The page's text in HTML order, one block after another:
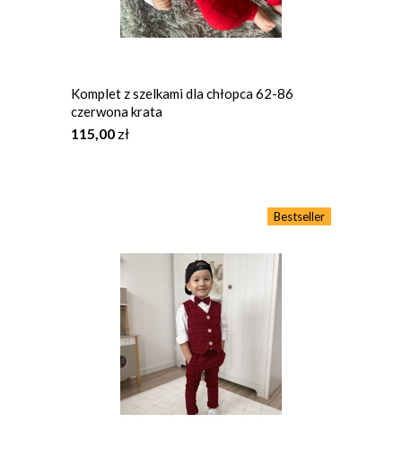
Komplet z szelkami dla chłopca 62-86
czerwona krata
115,00 zł
Bestseller